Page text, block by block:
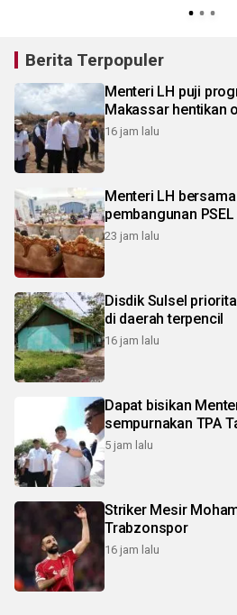
Berita Terpopuler
Menteri LH puji
Makassar
16 jam lalu
Menteri LH
pembangunan
23 jam lalu
Disdik Sulsel
di daerah terpencil
16 jam lalu
Dapat bisikan
sempurnakan TPA
5 jam lalu
Striker Mesir
Trabzonspor
16 jam lalu